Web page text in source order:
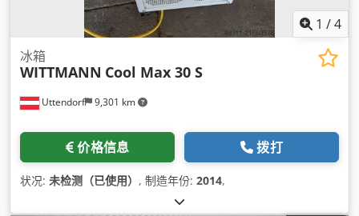
1 /4
Uttendorf 9,301 km
冰箱
WITTMANN Cool Max 30 S
价格信息 拨打
状况: 未检测（已使用） , 制造年份: 2014,